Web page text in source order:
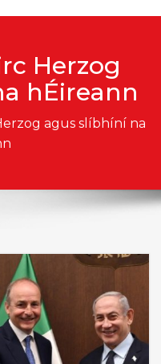
Herzog
hÉireann
agus slíbhíní na